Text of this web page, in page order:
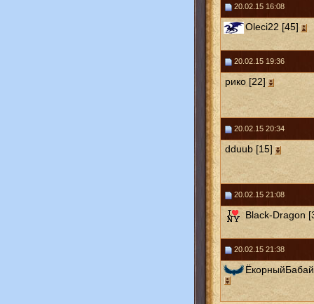
20.02.15 16:08
Oleci22 [45]
20.02.15 19:36
рико [22]
20.02.15 20:34
dduub [15]
20.02.15 21:08
Black-Dragon
20.02.15 21:38